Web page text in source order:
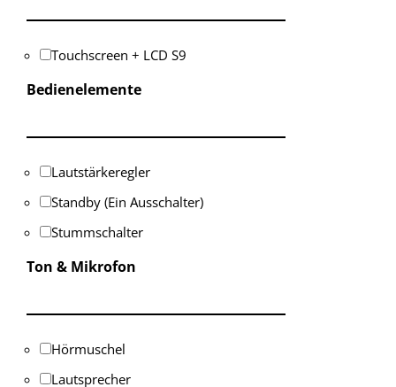
Touchscreen + LCD S9
Bedienelemente
Lautstärkeregler
Standby (Ein Ausschalter)
Stummschalter
Ton & Mikrofon
Hörmuschel
Lautsprecher